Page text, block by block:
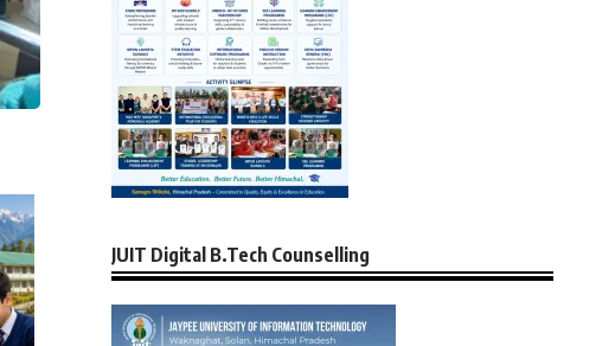
JUIT Digital B.Tech Counselling